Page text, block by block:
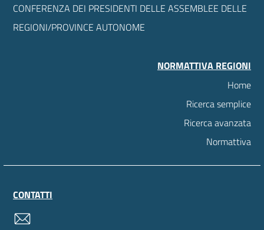
CONFERENZA DEI PRESIDENTI DELLE ASSEMBLEE DELLE
REGIONI/PROVINCE AUTONOME
NORMATTIVA REGIONI
Home
Ricerca semplice
Ricerca avanzata
Normattiva
CONTATTI